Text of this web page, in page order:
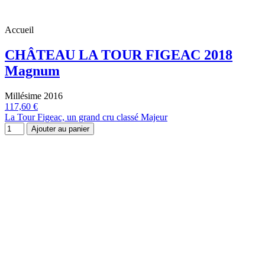
Accueil
CHÂTEAU LA TOUR FIGEAC 2018
Magnum
Millésime 2016
117,60 €
La Tour Figeac, un grand cru classé Majeur
Ajouter au panier